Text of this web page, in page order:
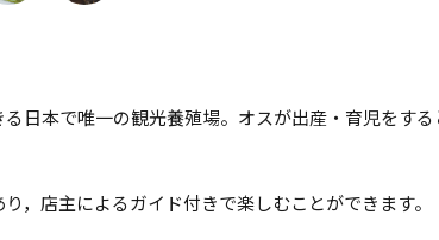
日本で唯一の観光養殖場。オスが出産・育児をす
，店主によるガイド付きで楽しむことができます。